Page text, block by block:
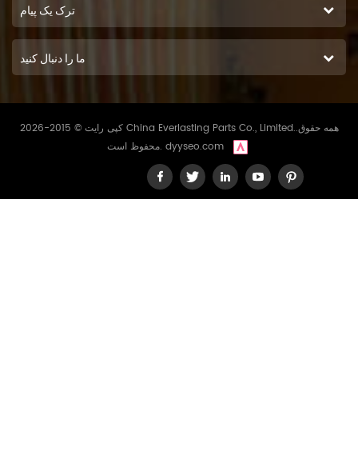
ترک یک پیام
ما را دنبال کنید
کپی رایت © 2015-2026 China Everlasting Parts Co., Limited..همه حقوق
محفوظ است. dyyseo.com